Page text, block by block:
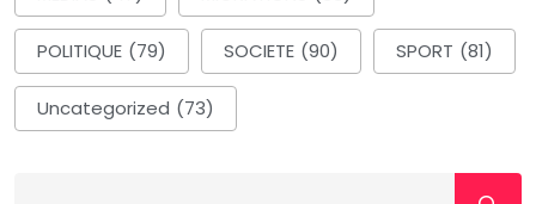
POLITIQUE (79) SOCIETE (90) SPORT (81)
Uncategorized (73)